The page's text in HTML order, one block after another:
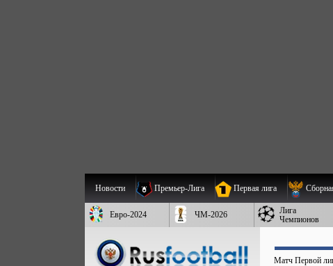
Новости Премьер-Лига Первая лига
Евро-2024 ЧМ-2026
Лига
Чемпионов
Матч Первой